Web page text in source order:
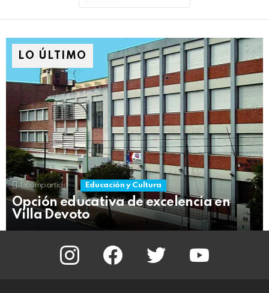
LO ÚLTIMO
compartido Educación y Cultura
Opción educativa de excelencia en
Villa Devoto
instagram facebook twitter